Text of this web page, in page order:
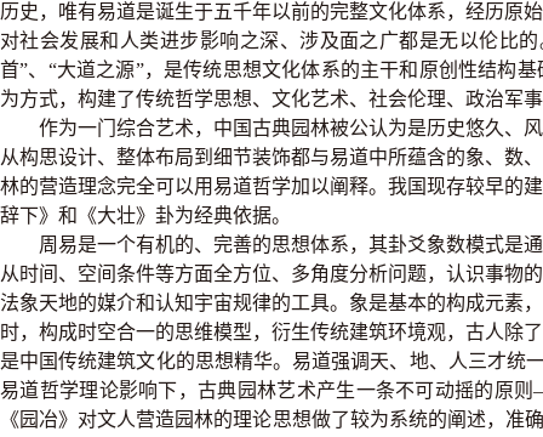
历史，唯有易道是诞生于五千年以前的完整文化体系，经历原
对社会发展和人类进步影响之深、涉及面之广都是无以伦比
首”、“大道之源”，是传统思想文化体系的主干和原创性结构
为方式，构建了传统哲学思想、文化艺术、社会伦理、政治军
作为一门综合艺术，中国古典园林被公认为是历史悠久、
从构思设计、整体布局到细节装饰都与易道中所蕴含的象、数
林的营造理念完全可以用易道哲学加以阐释。我国现存较早的
辞下》和《大壮》卦为经典依据。
周易是一个有机的、完善的思想体系，其卦爻象数模式是
从时间、空间条件等方面全方位、多角度分析问题，认识事物
法象天地的媒介和认知宇宙规律的工具。象是基本的构成元素
时，构成时空合一的思维模型，衍生传统建筑环境观，古人除
是中国传统建筑文化的思想精华。易道强调天、地、人三才统
易道哲学理论影响下，古典园林艺术产生一条不可动摇的原
《园冶》对文人营造园林的理论思想做了较为系统的阐述，